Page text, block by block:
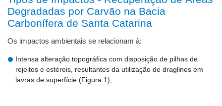
Degradadas por Carvão na Bacia
Carbonífera de Santa Catarina
Os impactos ambientais se relacionam à:
Intensa alteração topográfica com disposição de pilhas de
rejeitos e estéreis, resultantes da utilização de draglines em
lavras de superfície (Figura 1);